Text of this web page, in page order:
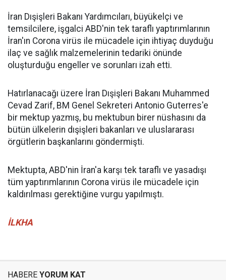
İran Dışişleri Bakanı Yardımcıları, büyükelçi ve
temsilcilere, işgalci ABD'nin tek taraflı yaptırımlarının
İran'ın Corona virüs ile mücadele için ihtiyaç duyduğu
ilaç ve sağlık malzemelerinin tedariki önünde
oluşturduğu engeller ve sorunları izah etti.
Hatırlanacağı üzere İran Dışişleri Bakanı Muhammed
Cevad Zarif, BM Genel Sekreteri Antonio Guterres'e
bir mektup yazmış, bu mektubun birer nüshasını da
bütün ülkelerin dışişleri bakanları ve uluslararası
örgütlerin başkanlarını göndermişti.
Mektupta, ABD'nin İran'a karşı tek taraflı ve yasadışı
tüm yaptırımlarının Corona virüs ile mücadele için
kaldırılması gerektiğine vurgu yapılmıştı.
İLKHA
HABERE YORUM KAT